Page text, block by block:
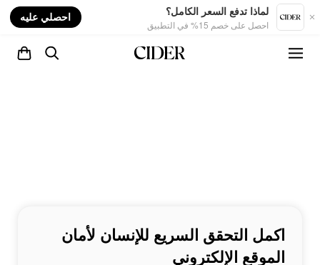
لماذا تدفع السعر الكامل؟
احصل على خصم 15% في التطبيق
احصلي عليه
اكمل التحقق السريع للإنسان لأمان
الموقع الإلكتروني